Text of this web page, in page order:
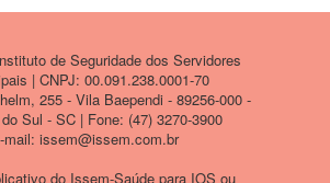
de Seguridade dos Servidores
| CNPJ: 00.091.238.0001-70
255 - Vila Baependi - 89256-000 -
Sul - SC | Fone: (47) 3270-3900
mail: issem@issem.com.br
do Issem-Saúde para IOS ou